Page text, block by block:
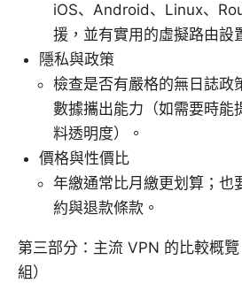
iOS、Android、Linux、
援，並有實用的虛擬路由設
隱私與政策
檢查是否有嚴格的無日誌政
數據攜出能力（如需要時能
料透明度）。
價格與性價比
年繳通常比月繳更划算；也
約與退款條款。
第三部分：主流 VPN 的比較概
組）